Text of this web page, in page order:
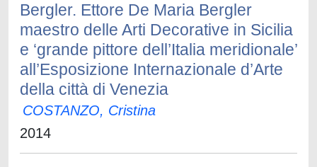
Bergler. Ettore De Maria Bergler
maestro delle Arti Decorative in Sicilia
e ‘grande pittore dell’Italia meridionale’
all’Esposizione Internazionale d’Arte
della città di Venezia
COSTANZO, Cristina
2014